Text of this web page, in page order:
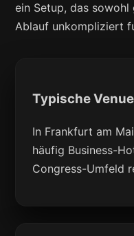
ein Setup, das sowohl
Ablauf unkompliziert
Typische
In Frankfurt am
häufig Business-
Congress-Umfeld